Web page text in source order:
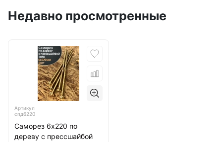
Недавно просмотренные
Артикул
спд6220
Саморез 6х220 по
дереву с прессшайбой